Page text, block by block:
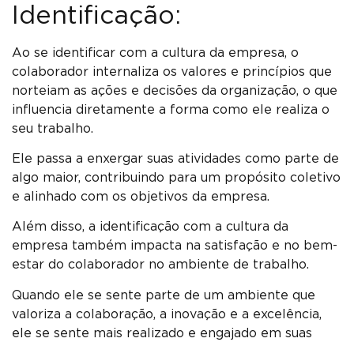
Identificação:
Ao se identificar com a cultura da empresa, o
colaborador internaliza os valores e princípios que
norteiam as ações e decisões da organização, o que
influencia diretamente a forma como ele realiza o
seu trabalho.
Ele passa a enxergar suas atividades como parte de
algo maior, contribuindo para um propósito coletivo
e alinhado com os objetivos da empresa.
Além disso, a identificação com a cultura da
empresa também impacta na satisfação e no bem-
estar do colaborador no ambiente de trabalho.
Quando ele se sente parte de um ambiente que
valoriza a colaboração, a inovação e a excelência,
ele se sente mais realizado e engajado em suas